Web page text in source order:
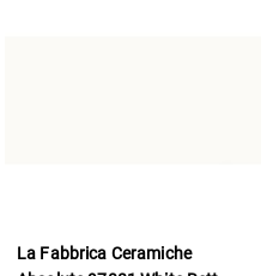
La Fabbrica Ceramiche